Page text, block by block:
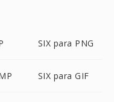
SIX para PNG
SIX para GIF